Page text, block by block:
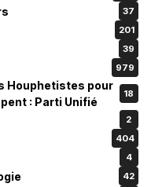
37
201
39
979
Houphetistes pour
: Parti Unifié
18
2
404
4
42